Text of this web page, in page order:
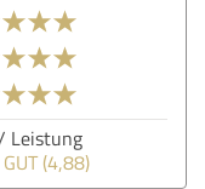
Leistung
(4,88)